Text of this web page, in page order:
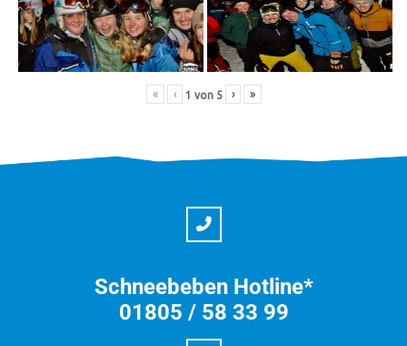
« ‹ 1 von 5 › »
Schneebeben Hotline*
01805 / 58 33 99